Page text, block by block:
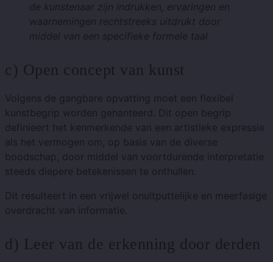
de kunstenaar zijn indrukken, ervaringen en
waarnemingen rechtstreeks uitdrukt door
middel van een specifieke formele taal
c) Open concept van kunst
Volgens de gangbare opvatting moet een flexibel
kunstbegrip worden gehanteerd. Dit open begrip
definieert het kenmerkende van een artistieke expressie
als het vermogen om, op basis van de diverse
boodschap, door middel van voortdurende interpretatie
steeds diepere betekenissen te onthullen.
Dit resulteert in een vrijwel onuitputtelijke en meerfasige
overdracht van informatie.
d) Leer van de erkenning door derden